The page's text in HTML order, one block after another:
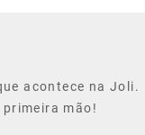
acontece na Joli.
primeira mão!